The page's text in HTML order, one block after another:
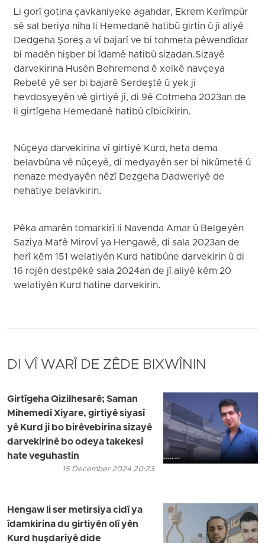
Li gorî gotina çavkaniyeke agahdar, Ekrem Kerîmpûr
sê sal beriya niha li Hemedanê hatibû girtin û ji aliyê
Dedgeha Şoreş a vî bajarî ve bi tohmeta pêwendîdar
bi madên hişber bi îdamê hatibû sizadan.Sizayê
darvekirina Husên Behremend ê xelkê navçeya
Rebetê yê ser bi bajarê Serdeştê û yek ji
hevdosyeyên vê girtiyê jî, di 9ê Cotmeha 2023an de
li girtîgeha Hemedanê hatibû cîbicîkirin.
Nûçeya darvekirina vî girtiyê Kurd, heta dema
belavbûna vê nûçeyê, di medyayên ser bi hikûmetê û
nenaze medyayên nêzî Dezgeha Dadweriyê de
nehatiye belavkirin.
Pêka amarên tomarkirî li Navenda Amar û Belgeyên
Saziya Mafê Mirovî ya Hengawê, di sala 2023an de
herî kêm 151 welatiyên Kurd hatibûne darvekirin û di
16 rojên destpêkê sala 2024an de jî aliyê kêm 20
welatiyên Kurd hatine darvekirin.
DI VÎ WARÎ DE ZÊDE BIXWÎNIN
Girtîgeha Qizilhesarê; Saman
Mihemedî Xiyare, girtiyê siyasî
yê Kurd ji bo birêvebirina sizayê
darvekirinê bo odeya takekesî
hate veguhastin
15 December 2024 20:23
Hengaw li ser metirsiya cidî ya
îdamkirina du girtiyên olî yên
Kurd huşdariyê dide